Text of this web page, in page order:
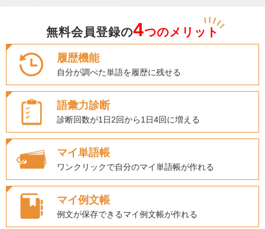
無料会員登録の4つのメリット
履歴機能
自分が調べた単語を履歴に残せる
語彙力診断
診断回数が1日2回から1日4回に増える
マイ単語帳
ワンクリックで自分のマイ単語帳が作れる
マイ例文帳
例文が保存できるマイ例文帳が作れる